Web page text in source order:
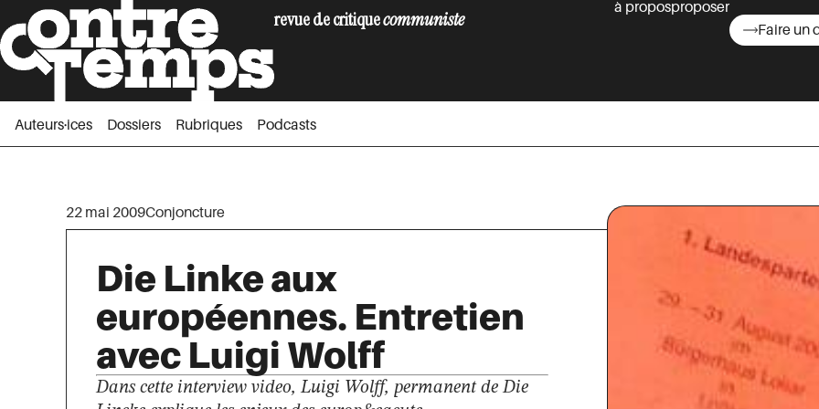
Auteurs·ices
revue de critiquecommuniste à proposproposer
Faire un
Auteurs·ices Dossiers Rubriques Podcasts
22 mai 2009Conjoncture
Die Linke aux
européennes. Entretien
avec Luigi Wolff
Dans cette interview video, Luigi Wolff, permanent de Die